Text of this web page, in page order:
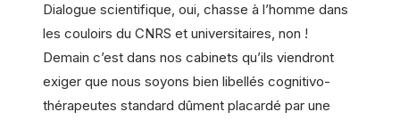
Dialogue scientifique, oui, chasse à l’homme dans
les couloirs du CNRS et universitaires, non !
Demain c’est dans nos cabinets qu’ils viendront
exiger que nous soyons bien libellés cognitivo-
thérapeutes standard dûment placardé par une